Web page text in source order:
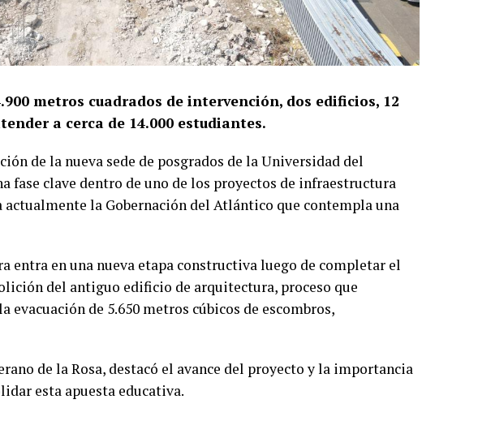
metros cuadrados de intervención, dos edificios, 12
a cerca de 14.000 estudiantes.
de la nueva sede de posgrados de la Universidad del
fase clave dentro de uno de los proyectos de infraestructura
la Gobernación del Atlántico que contempla una
entra en una nueva etapa constructiva luego de completar el
del antiguo edificio de arquitectura, proceso que
evacuación de 5.650 metros cúbicos de escombros,
de la Rosa, destacó el avance del proyecto y la importancia
esta apuesta educativa.